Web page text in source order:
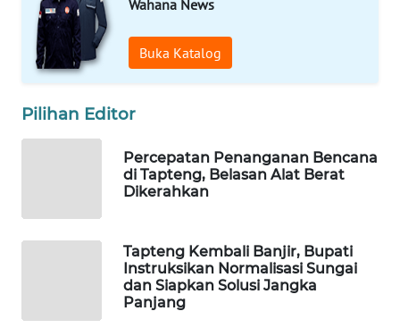
Wahana News
Buka Katalog
Pilihan Editor
Percepatan Penanganan Bencana
di Tapteng, Belasan Alat Berat
Dikerahkan
Tapteng Kembali Banjir, Bupati
Instruksikan Normalisasi Sungai
dan Siapkan Solusi Jangka
Panjang
WAHANA
DESA
WISATA
LAPAK
WAHANA
MASYARAKAT